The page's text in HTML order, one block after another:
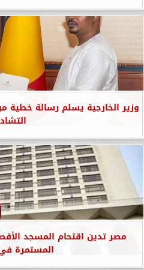
وزير الخارجية يسلم رسالة خطية
مصر تدين اقتحام المسجد
المستمرة